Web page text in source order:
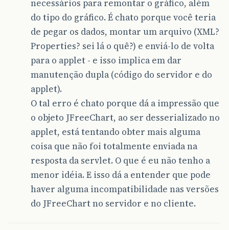
necessários para remontar o gráfico, além
do tipo do gráfico. É chato porque você teria
de pegar os dados, montar um arquivo (XML?
Properties? sei lá o quê?) e enviá-lo de volta
para o applet - e isso implica em dar
manutenção dupla (código do servidor e do
applet).
O tal erro é chato porque dá a impressão que
o objeto JFreeChart, ao ser desserializado no
applet, está tentando obter mais alguma
coisa que não foi totalmente enviada na
resposta da servlet. O que é eu não tenho a
menor idéia. E isso dá a entender que pode
haver alguma incompatibilidade nas versões
do JFreeChart no servidor e no cliente.